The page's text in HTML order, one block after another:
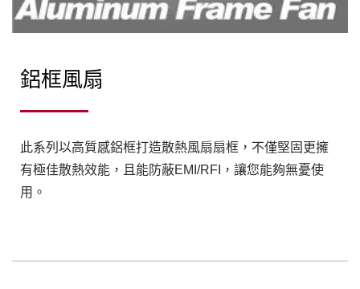
鋁框風扇
此系列以高質感鋁框打造散熱風扇扇框，不僅堅固更擁
有極佳散熱效能，且能防蔽EMI/RFI，讓您能夠無憂使
用。